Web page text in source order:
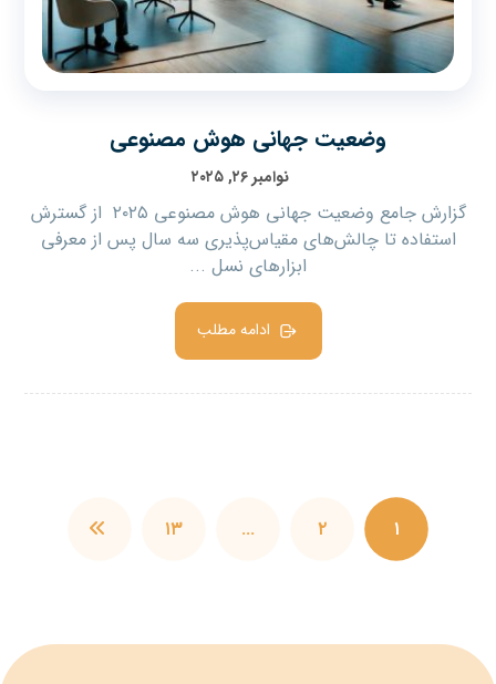
وضعیت جهانی هوش مصنوعی
نوامبر ۲۶, ۲۰۲۵
گزارش جامع وضعیت جهانی هوش مصنوعی ۲۰۲۵ از گسترش
استفاده تا چالش‌های مقیاس‌پذیری سه سال پس از معرفی
ابزارهای نسل ...
ادامه مطلب
۱ ۲ … ۱۳